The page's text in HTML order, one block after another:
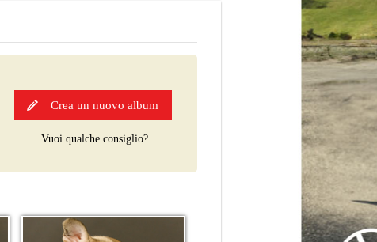
Crea un nuovo album
Vuoi qualche consiglio?